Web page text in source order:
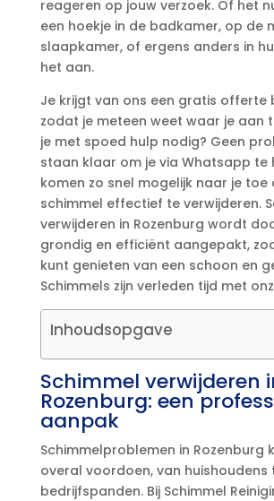
reageren op jouw verzoek.​ Of het
een hoekje in de badkamer, op de
slaapkamer, of ergens anders in
het aan.​
Je krijgt van ons een gratis offerte
zodat je meteen weet waar je aan
je met spoed hulp nodig? Geen
staan klaar om je via Whatsapp te
komen zo snel mogelijk naar je toe
schimmel effectief te verwijderen.​
verwijderen in Rozenburg wordt
grondig en efficiënt aangepakt,
kunt genieten van een schoon en
Schimmels zijn verleden tijd met
Inhoudsopgave
Schimmel verwijderen
Rozenburg: een
aanpak
Schimmelproblemen in Rozenburg
overal voordoen, van huishoudens
bedrijfspanden.​ Bij Schimmel